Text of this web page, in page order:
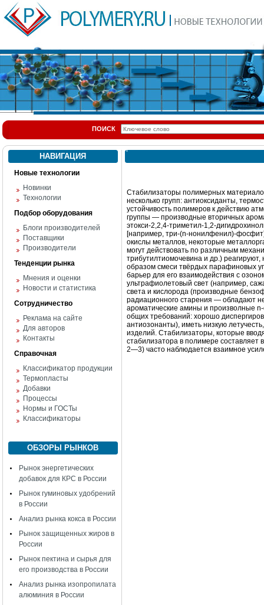
ПОИСК
НАВИГАЦИЯ
Новые технологии
Новинки
Технологии
Подбор оборудования
Блоги производителей
Поставщики
Производители
Тенденции рынка
Мнения и оценки
Новости и статистика
Сотрудничество
Реклама на сайте
Для авторов
Контакты
Справочная
Классификатор продукции
Термопласты
Добавки
Процессы
Нормы и ГОСТы
Классификаторы
ОБЗОРЫ РЫНКОВ
Рынок энергетических
добавок для КРС в России
Рынок гуминовых удобрений
в России
Анализ рынка кокса в России
Рынок защищенных жиров в
России
Рынок пектина и сырья для
его производства в России
Анализ рынка изопропилата
алюминия в России
Стабилизаторы полимерных
несколько групп: антиоксиданты,
устойчивость полимеров к действию
группы — производные вторичных
этокси-2,2,4-триметил-1,2-
[например, три-(n-нонилфенил)-
окислы металлов, некоторые
могут действовать по различным
трибутилтиомочевина и др.)
образом смеси твёрдых парафиновых
барьер для его взаимодействия с
ультрафиолетовый свет (например,
света и кислорода (производные
радиационного старения — обладают
ароматические амины и произволные
общих требований: хорошо
антиозонанты), иметь низкую
изделий. Стабилизаторы, которые
стабилизатора в полимере
2—3) часто наблюдается взаимное